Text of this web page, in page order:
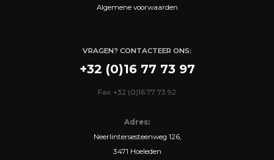
Algemene voorwaarden
VRAGEN? CONTACTEER ONS:
+32 (0)16 77 73 97
Fax: +32 (0)16 77 73 92
Adres:
Neerlintersesteenweg 126,
3471 Hoeleden